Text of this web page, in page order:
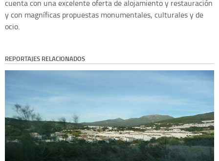
cuenta con una excelente oferta de alojamiento y restauración
y con magníficas propuestas monumentales, culturales y de
ocio.
REPORTAJES RELACIONADOS